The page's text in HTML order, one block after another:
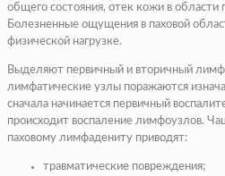
общего состояния, отек кожи в области
Болезненные ощущения в паховой
физической нагрузке.
Выделяют первичный и вторичный
лимфатические узлы поражаются
сначала начинается первичный
происходит воспаление лимфоузлов.
паховому лимфадениту приводят:
травматические повреждения;